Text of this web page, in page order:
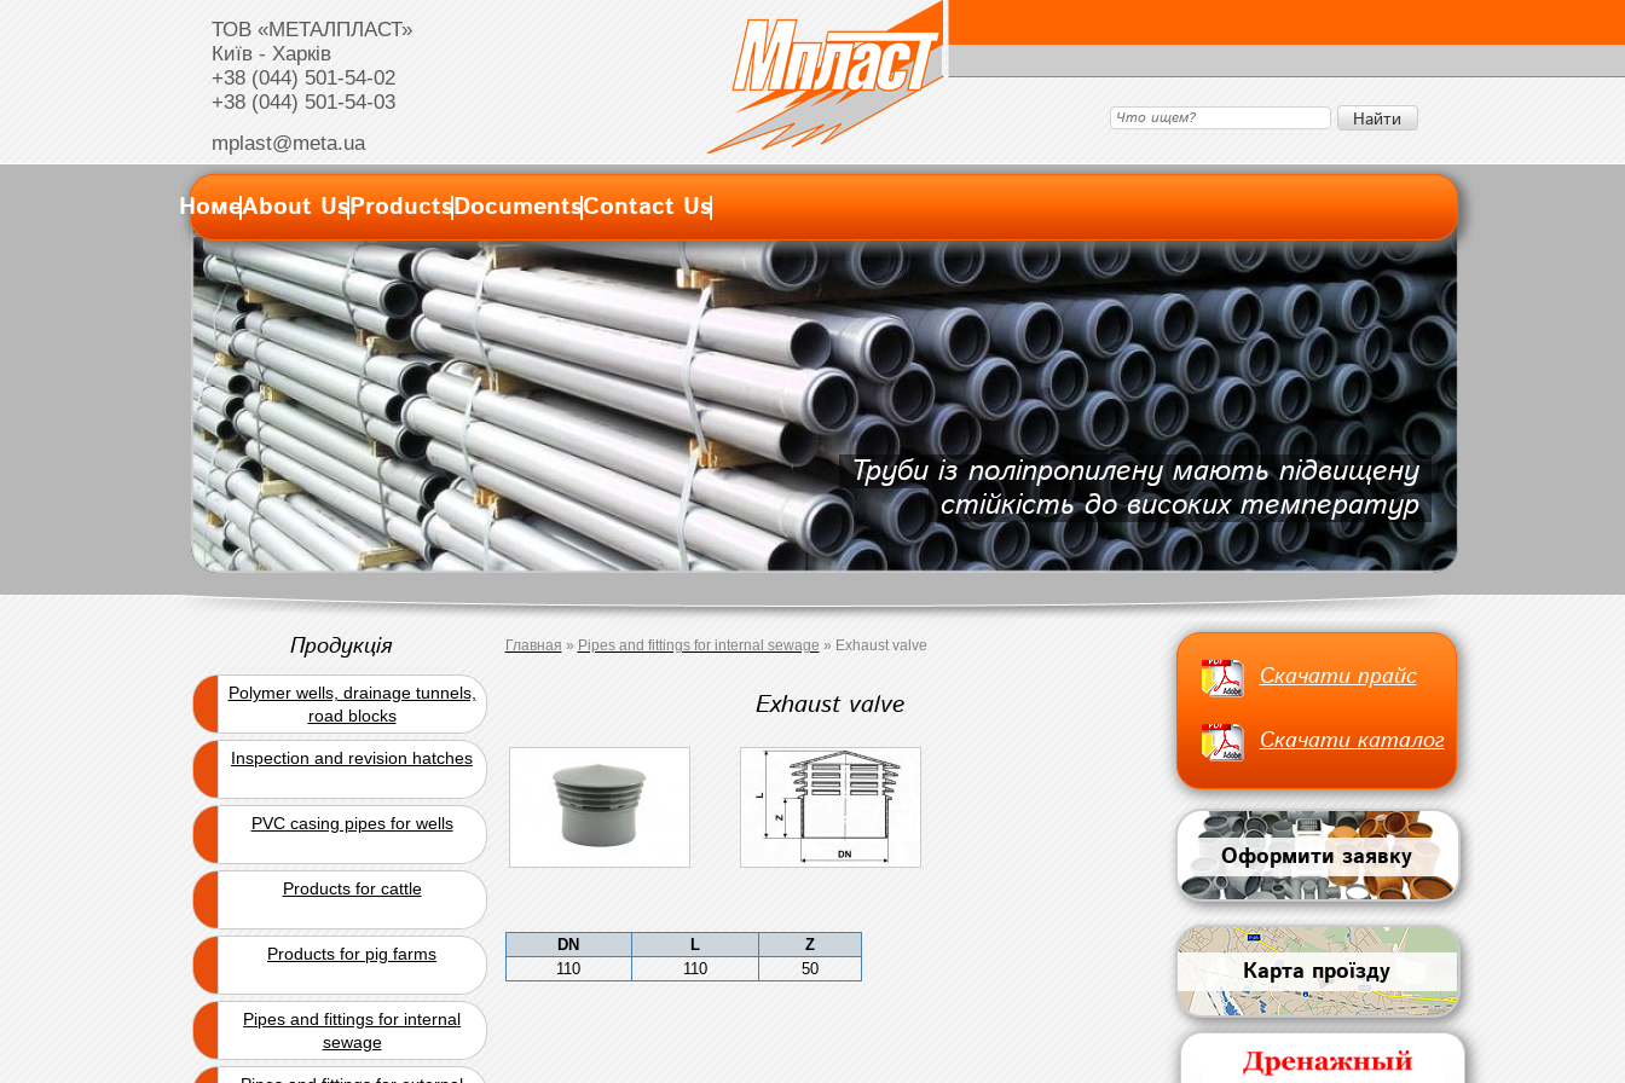
ТОВ «МЕТАЛПЛАСТ»
Київ - Харків
+38 (044) 501-54-02
+38 (044) 501-54-03
mplast@meta.ua
НомеAbout UsProductsDocumentsContact Us
Труби із поліпропилену мають підвищену
стійкість до високих температур
Главная » Pipes and fittings for internal sewage » Exhaust valve
Exhaust valve
DN L
Z
110
110 50
Продукція
Polymer wells, drainage tunnels,
road blocks
Inspection and revision hatches
PVC casing pipes for wells
Products for cattle
Products for pig farms
Pipes and fittings for internal
sewage
Скачати прайс
Скачати каталог
Оформити заявку
Карта проїзду